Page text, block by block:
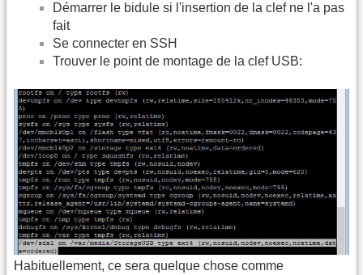
Démarrer le bidule si l'insertion de la clef ne l'a pas
fait
Se connecter en SSH
Trouver le point de montage de la clef USB:
Habituellement, ce sera quelque chose comme